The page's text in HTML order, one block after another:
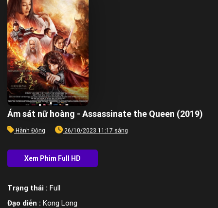
Ám sát nữ hoàng - Assassinate the Queen (2019)
Hành Động 26/10/2023 11:17 sáng
Trạng thái : Full
Đạo diễn : Kong Long